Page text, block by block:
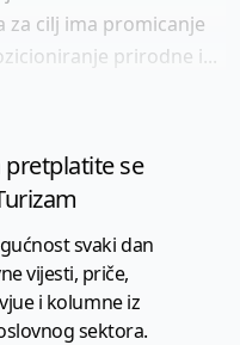
cilj ima promicanje
prirodne i...
pretplatite se
svaki dan
vijesti, priče,
i kolumne iz
sektora.